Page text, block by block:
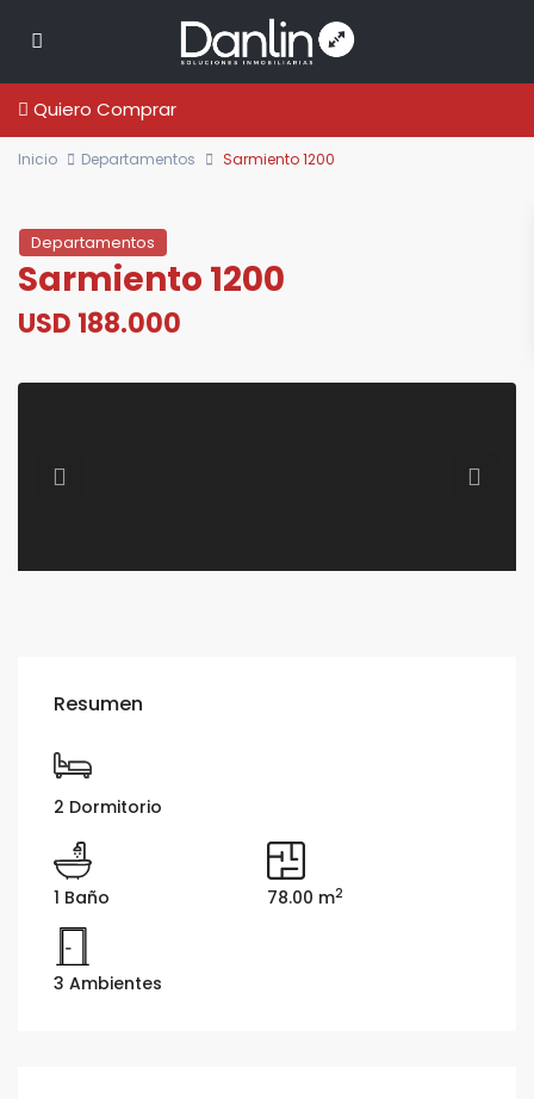
Quiero Comprar
Inicio Departamentos Sarmiento 1200
Departamentos
Sarmiento 1200
USD 188.000
Resumen
2 Dormitorio
1 Baño 78.00 m2
3 Ambientes